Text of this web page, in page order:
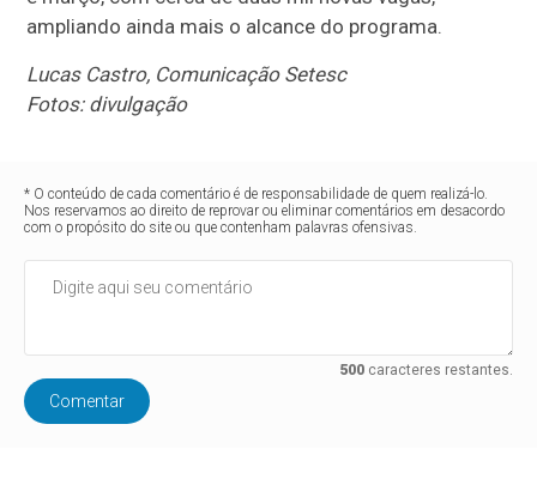
ampliando ainda mais o alcance do programa.
Lucas Castro, Comunicação Setesc
Fotos: divulgação
* O conteúdo de cada comentário é de responsabilidade de quem realizá-lo.
Nos reservamos ao direito de reprovar ou eliminar comentários em desacordo
com o propósito do site ou que contenham palavras ofensivas.
500caracteres restantes.
Comentar